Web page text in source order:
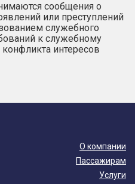
сообщения о
или преступлений
служебного
к служебному
интересов
О компании
Пассажирам
Услуги